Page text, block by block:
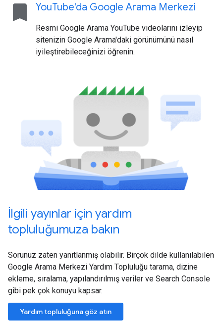
bookmark YouTube'da Google Arama Merkezi
Resmi Google Arama YouTube videolarını izleyip
sitenizin Google Arama'daki görünümünü nasıl
iyileştirebileceğinizi öğrenin.
İlgili yayınlar için yardım
topluluğumuza bakın
Sorunuz zaten yanıtlanmış olabilir. Birçok dilde kullanılabilen
Google Arama Merkezi Yardım Topluluğu tarama, dizine
ekleme, sıralama, yapılandırılmış veriler ve Search Console
gibi pek çok konuyu kapsar.
Yardım topluluğuna göz atın